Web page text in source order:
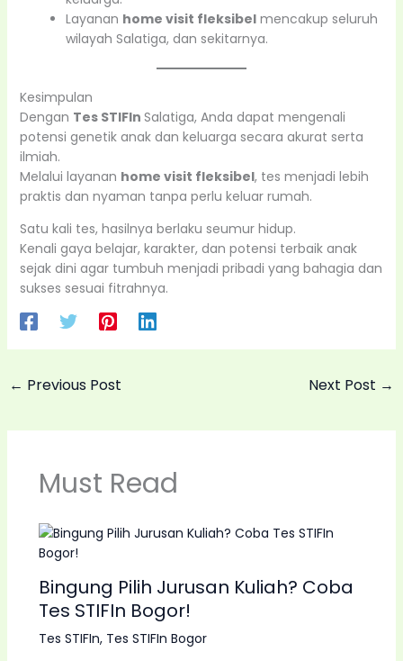
Layanan home visit fleksibelmencakup seluruh
wilayah Salatiga, dan sekitarnya.
Kesimpulan
Dengan Tes STIFIn Salatiga, Anda dapat mengenali
potensi genetik anak dan keluarga secara akurat serta
ilmiah.
Melalui layanan home visit fleksibel, tes menjadi lebih
praktis dan nyaman tanpa perlu keluar rumah.
Satu kali tes, hasilnya berlaku seumur hidup.
Kenali gaya belajar, karakter, dan potensi terbaik anak
sejak dini agar tumbuh menjadi pribadi yang bahagia dan
sukses sesuai fitrahnya.
← Previous Post Next Post →
Must Read
Bingung Pilih Jurusan Kuliah? Coba
Tes STIFIn Bogor!
Tes STIFIn, Tes STIFIn Bogor